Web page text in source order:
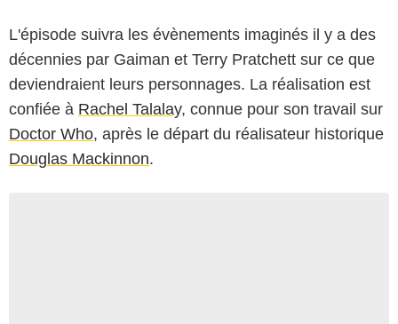
L'épisode suivra les évènements imaginés il y a des
décennies par Gaiman et Terry Pratchett sur ce que
deviendraient leurs personnages. La réalisation est
confiée à Rachel Talalay, connue pour son travail sur
Doctor Who, après le départ du réalisateur historique
Douglas Mackinnon.